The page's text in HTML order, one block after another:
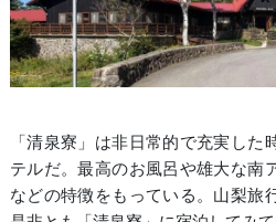
「清泉寮」は非日常的で充実し
テルだ。最高のお風呂や雄大な南
などの特徴をもっている。山梨旅